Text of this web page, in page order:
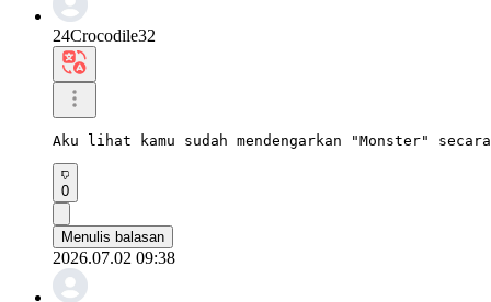
24Crocodile32
Aku lihat kamu sudah mendengarkan "Monster"
0
Menulis balasan
2026.07.02 09:38